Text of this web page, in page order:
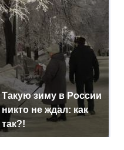
Такую зиму в России
никто не ждал: как
так?!